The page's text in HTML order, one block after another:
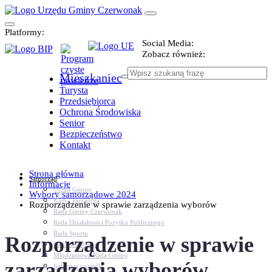
Platformy:
Social Media:
Zobacz również:
Mieszkaniec
Turysta
Przedsiębiorca
Ochrona Środowiska
Senior
Bezpieczeństwo
Kontakt
Samorząd
Urząd Gminy
Kadra zarządcza
Rada Gminy Czerwonak
Rada Działalności Pożytku Publicznego
Rada Sportu
Rada Seniorów
Młodzieżowa Rada Gminy
Sołectwa i osiedla
Strona główna
Informacje
Wybory samorządowe 2024
Rozporządzenie w sprawie zarządzenia wyborów
Rozporządzenie w sprawie